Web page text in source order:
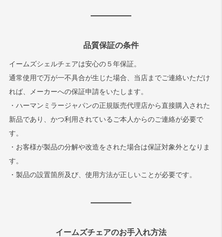
品質保証の条件
イームズシェルチェアは安心の５年保証。
通常使用で万が一不具合が生じた場合、当店までご連絡いただけ
れば、メーカーへの保証申請をいたします。
・ハーマンミラージャパンの正規販売代理店から直接購入された
新品であり、かつ利用されているご本人からのご連絡が必要で
す。
・お客様が製品の分解や改造をされた場合は保証対象外となりま
す。
・製品の設置箇所及び、使用方法が正しいことが必要です。
イームズチェアのお手入れ方法